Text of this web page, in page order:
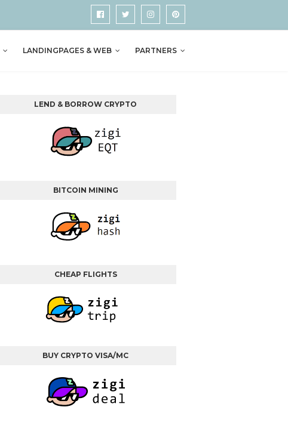
LANDINGPAGES & WEB PARTNERS
LEND & BORROW CRYPTO
BITCOIN MINING
CHEAP FLIGHTS
BUY CRYPTO VISA/MC